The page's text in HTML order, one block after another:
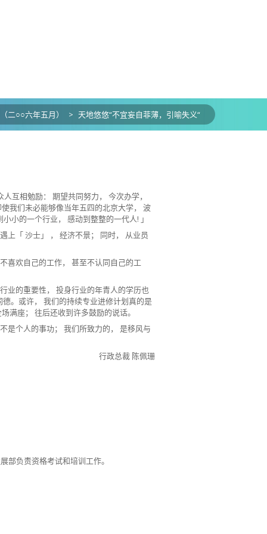
二○○六年五月） > 天地悠悠“不宜妄自菲薄，引喻失义“
互相勉励： 期望共同努力， 今次办学，
我们未必能够像当年五四的北京大学， 波
小的一个行业， 感动到整整的一代人! 」
上「 沙士」 ， 经济不景； 同时， 从业员
喜欢自己的工作， 甚至不认同自己的工
业的重要性， 投身行业的年青人的学历也
。或许， 我们的持续专业进修计划真的是
满座； 往后还收到许多鼓励的说话。
是个人的事功； 我们所致力的， 是移风与
行政总裁 陈佩珊
部负责资格考试和培训工作。